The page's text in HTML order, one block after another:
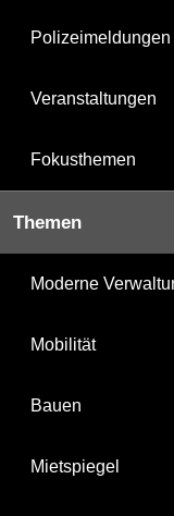
Polizeimeldungen
Veranstaltungen
Fokusthemen
Themen
Moderne
Mobilität
Bauen
Mietspiegel